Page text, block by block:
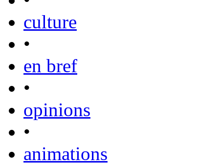
culture
•
en bref
•
opinions
•
animations